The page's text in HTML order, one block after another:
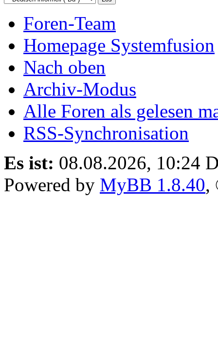
Foren-Team
Homepage Systemfusion
Nach oben
Archiv-Modus
Alle Foren als gelesen
RSS-Synchronisation
Es ist: 08.08.2026, 10:24
Powered by MyBB 1.8.40,